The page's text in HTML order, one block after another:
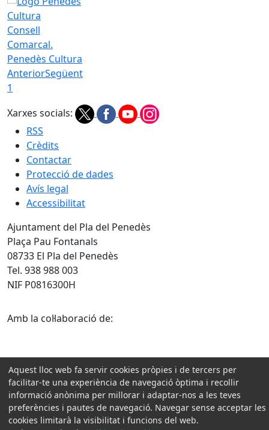
Consell
Comarcal.
Penedès Cultura
AnteriorSegüent
1
Xarxes socials:
RSS
Crèdits
Contactar
Protecció de dades
Avís legal
Accessibilitat
Ajuntament del Pla del Penedès
Plaça Pau Fontanals
08733 El Pla del Penedès
Tel. 938 988 003
NIF P0816300H
Amb la col·laboració de:
Aquest lloc web fa servir cookies pròpies i de tercers per
facilitar-te una experiència de navegació òptima i recollir
informació anònima per millorar i adaptar-nos a les teves
preferències i pautes de navegació. Navegar sense acceptar les
cookies limitarà la visibilitat i funcions del web.